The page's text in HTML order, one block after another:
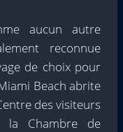
aucun autre
reconnue
de choix pour
Beach abrite
des visiteurs
la Chambre de